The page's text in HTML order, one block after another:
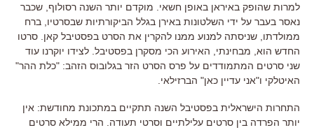
למרות שהופק באיראן באופן חשאי
מוקדם יותר השנה רסולוף שכבר
נאסר בעבר על ידי השלטונות באירן בגלל הביקורתיות שבסרטיו ברח
ממולדתו שניסתה למנוע ממנו להקרין את הסרט בפסטיבל קאן סרטו
החדש הוא מבחינתי האירוע הכי מסקרן בפסטיבל לצידו יוקרנו עוד
שני סרטים המתמודדים על פרס הסרט הזר בגלובוס הזהב: "כלת ההר"
האיטלקי ו"אני עדיין כאן" הברזילאי
התחרות הישראלית בפסטיבל השנה תתקיים במתכונת מחודשת: אין
יותר הפרדה בין סרטים עלילתיים וסרטי תעודה
הרי ממילא סרטים